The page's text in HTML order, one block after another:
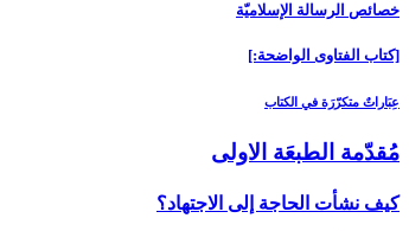
خصائص الرسالة الإسلاميّة
[كتاب الفتاوى الواضحة:]
عِبَاراتٌ متكرّرَة في الكتاب
مُقدّمة الطبعَة الاولى‏
كيف نشأت الحاجة إلى الاجتهاد؟